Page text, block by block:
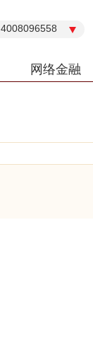
4008096558
网络金融